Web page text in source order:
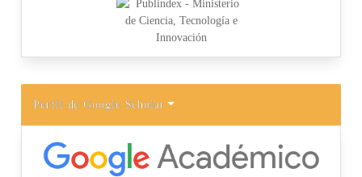
Perfil de Google Scholar